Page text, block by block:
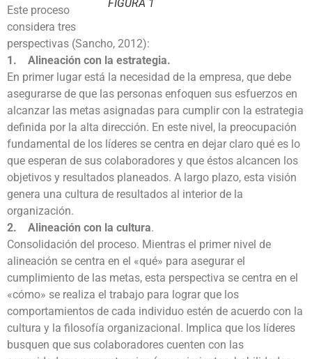
FIGURA 1
Este proceso
considera tres
perspectivas (Sancho, 2012):
1. Alineación con la estrategia.
En primer lugar está la necesidad de la empresa, que debe
asegurarse de que las personas enfoquen sus esfuerzos en
alcanzar las metas asignadas para cumplir con la estrategia
definida por la alta dirección. En este nivel, la preocupación
fundamental de los líderes se centra en dejar claro qué es lo
que esperan de sus colaboradores y que éstos alcancen los
objetivos y resultados planeados. A largo plazo, esta visión
genera una cultura de resultados al interior de la
organización.
2. Alineación con la cultura.
Consolidación del proceso. Mientras el primer nivel de
alineación se centra en el «qué» para asegurar el
cumplimiento de las metas, esta perspectiva se centra en el
«cómo» se realiza el trabajo para lograr que los
comportamientos de cada individuo estén de acuerdo con la
cultura y la filosofía organizacional. Implica que los líderes
busquen que sus colaboradores cuenten con las